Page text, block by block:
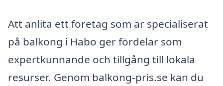
Att anlita ett företag som är specialiserat
på balkong i Habo ger fördelar som
expertkunnande och tillgång till lokala
resurser. Genom balkong-pris.se kan du